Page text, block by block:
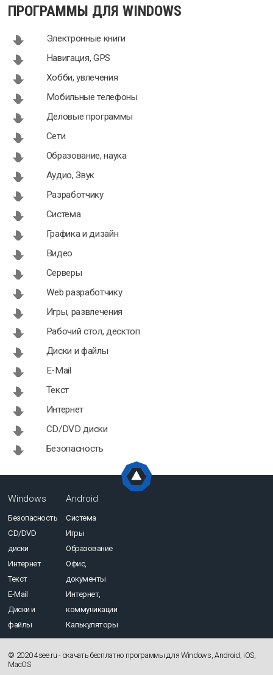
ПРОГРАММЫ ДЛЯ WINDOWS
Электронные книги
Навигация, GPS
Хобби, увлечения
Мобильные телефоны
Деловые программы
Сети
Образование, наука
Аудио, Звук
Разработчику
Система
Графика и дизайн
Видео
Серверы
Web разработчику
Игры, развлечения
Рабочий стол, десктоп
Диски и файлы
E-Mail
Текст
Интернет
CD/DVD диски
Безопасность
Windows
Безопасность
CD/DVD
диски
Интернет
Текст
E-Mail
Диски и
файлы
Android
Система
Игры
Образование
Офис,
документы
Интернет,
коммуникации
Калькуляторы
© 2020 4see.ru - cкачать бесплатно программы для Windows, Android, iOS,
MacOS